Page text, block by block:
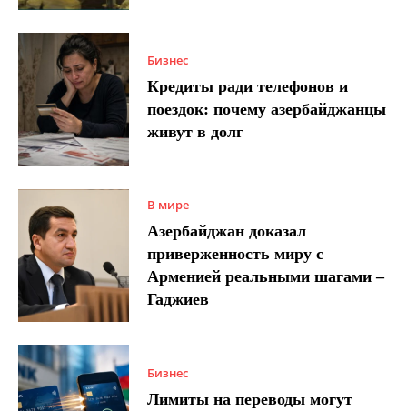
Бизнес
Кредиты ради телефонов и
поездок: почему азербайджанцы
живут в долг
В мире
Азербайджан доказал
приверженность миру с
Арменией реальными шагами –
Гаджиев
Бизнес
Лимиты на переводы могут